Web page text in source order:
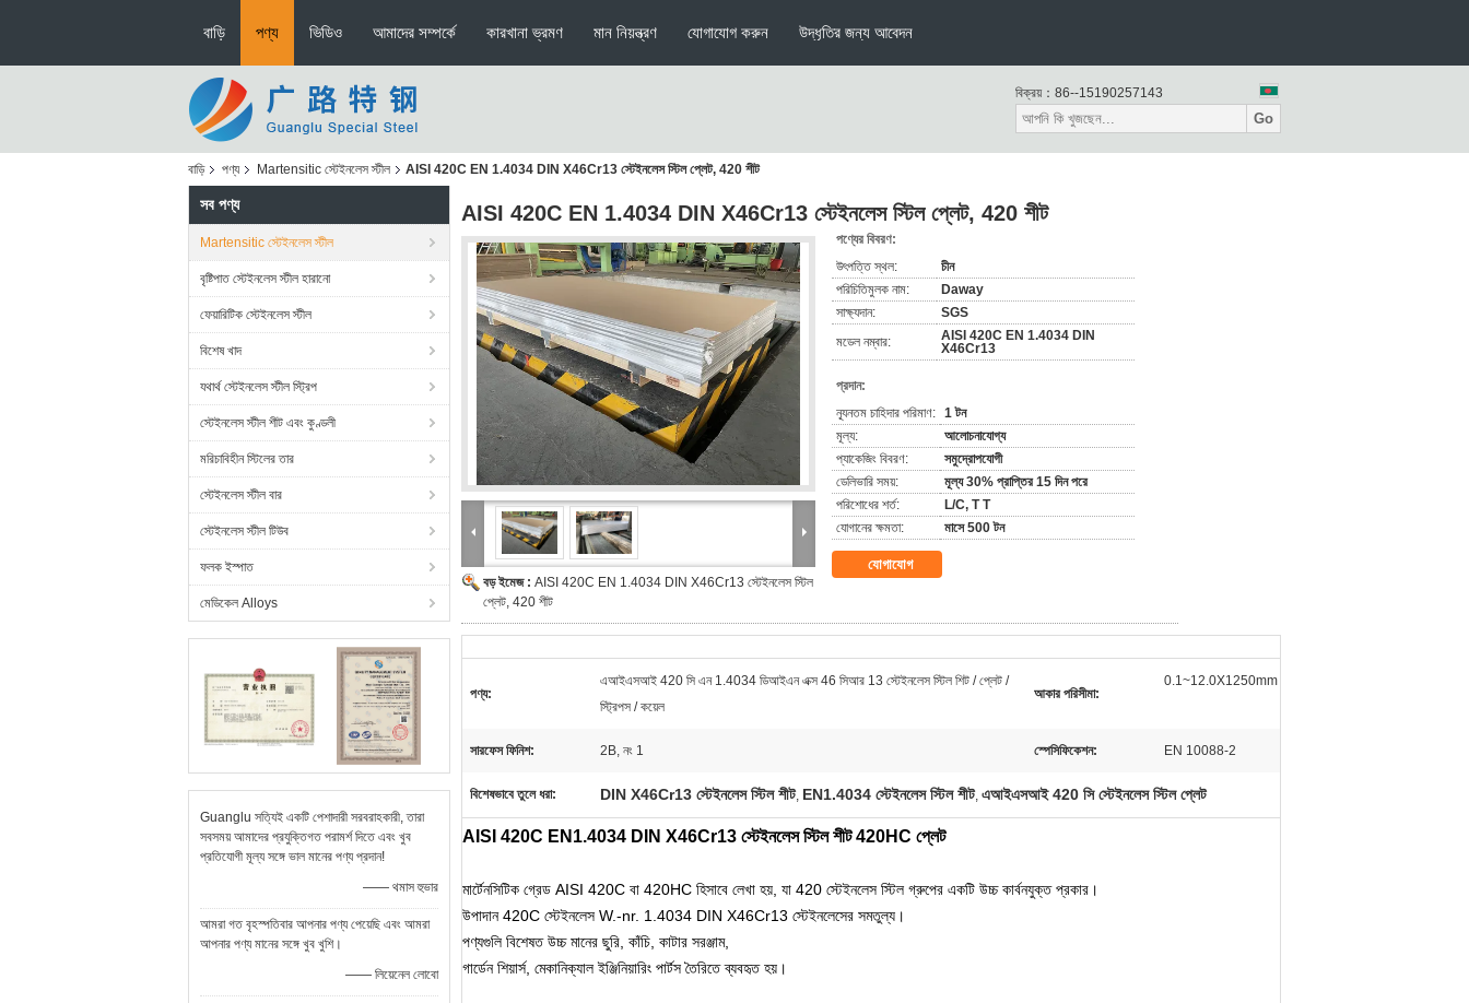
বাড়ি পণ্য ভিডিও আমাদের সম্পর্কে কারখানা ভ্রমণ মান নিয়ন্ত্রণ যোগাযোগ করুন উদ্ধৃতির জন্য আবেদন
বিক্রয়： 86--15190257143
Go
বাড়ি পণ্য Martensitic স্টেইনলেস স্টীল AISI 420C EN 1.4034 DIN X46Cr13 স্টেইনলেস স্টিল প্লেট, 420 শীট
সব পণ্য
Martensitic স্টেইনলেস স্টীল
বৃষ্টিপাত স্টেইনলেস স্টীল হারানো
ফেয়ারিটিক স্টেইনলেস স্টীল
বিশেষ খাদ
যথার্থ স্টেইনলেস স্টীল স্ট্রিপ
স্টেইনলেস স্টীল শীট এবং কুণ্ডলী
মরিচাবিহীন স্টিলের তার
স্টেইনলেস স্টীল বার
স্টেইনলেস স্টীল টিউব
ফলক ইস্পাত
মেডিকেল Alloys
Guanglu সত্যিই একটি পেশাদারী সরবরাহকারী, তারা
সবসময় আমাদের প্রযুক্তিগত পরামর্শ দিতে এবং খুব
প্রতিযোগী মূল্য সঙ্গে ভাল মানের পণ্য প্রদান!
—— থমাস হুভার
আমরা গত বৃহস্পতিবার আপনার পণ্য পেয়েছি এবং আমরা
আপনার পণ্য মানের সঙ্গে খুব খুশি।
—— লিয়েনেল লোবো
AISI 420C EN 1.4034 DIN X46Cr13 স্টেইনলেস স্টিল প্লেট, 420 শীট
বড় ইমেজ : AISI 420C EN 1.4034 DIN X46Cr13 স্টেইনলেস স্টিল
প্লেট, 420 শীট
পণ্যের বিবরণ:
উৎপত্তি স্থল:
চীন
পরিচিতিমুলক নাম:
Daway
সাক্ষ্যদান:
SGS
মডেল নম্বার:
AISI 420C EN 1.4034 DIN
X46Cr13
প্রদান:
ন্যূনতম চাহিদার পরিমাণ: 1 টন
মূল্য:
আলোচনাযোগ্য
প্যাকেজিং বিবরণ:
সমুদ্রোপযোগী
ডেলিভারি সময়:
মূল্য 30% প্রাপ্তির 15 দিন পরে
পরিশোধের শর্ত:
L/C, T T
যোগানের ক্ষমতা:
মাসে 500 টন
যোগাযোগ
পণ্য:
এআইএসআই 420 সি এন 1.4034 ডিআইএন এক্স 46 সিআর 13 স্টেইনলেস স্টিল শিট / প্লেট /
স্ট্রিপস / কয়েল
আকার পরিসীমা:
0.1~12.0X1250mm
সারফেস ফিনিশ: 2B, নং 1 স্পেসিফিকেশন: EN 10088-2
বিশেষভাবে তুলে ধরা: DIN X46Cr13 স্টেইনলেস স্টিল শীট, EN1.4034 স্টেইনলেস স্টিল শীট, এআইএসআই 420 সি স্টেইনলেস স্টিল প্লেট
AISI 420C EN1.4034 DIN X46Cr13 স্টেইনলেস স্টিল শীট 420HC প্লেট
মার্টেনসিটিক গ্রেড AISI 420C বা 420HC হিসাবে লেখা হয়, যা 420 স্টেইনলেস স্টিল গ্রুপের একটি উচ্চ কার্বনযুক্ত প্রকার।
উপাদান 420C স্টেইনলেস W.-nr. 1.4034 DIN X46Cr13 স্টেইনলেসের সমতুল্য।
পণ্যগুলি বিশেষত উচ্চ মানের ছুরি, কাঁচি, কাটার সরঞ্জাম,
গার্ডেন শিয়ার্স, মেকানিক্যাল ইঞ্জিনিয়ারিং পার্টস তৈরিতে ব্যবহৃত হয়।